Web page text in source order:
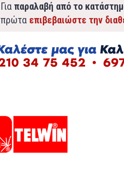
Για παραλαβή από το
πρώτα επιβεβαιώστε την